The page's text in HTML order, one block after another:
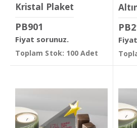
Kristal Plaket
PB901
Fiyat sorunuz.
Toplam Stok: 100 Adet